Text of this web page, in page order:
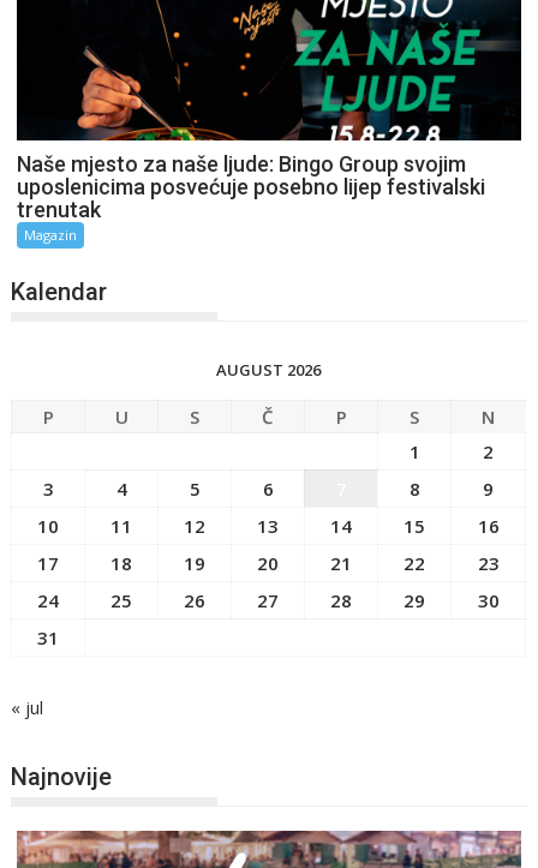
Naše mjesto za naše ljude: Bingo Group svojim
uposlenicima posvećuje posebno lijep festivalski
trenutak
Magazin
Kalendar
AUGUST 2026
P U S Č P S
N
1
2
3
4 5 6 8
9
10
11 12 13 14 15
16
17
18 19 20 21 22
23
24
25 26 27 28 29
30
31
« jul
Najnovije